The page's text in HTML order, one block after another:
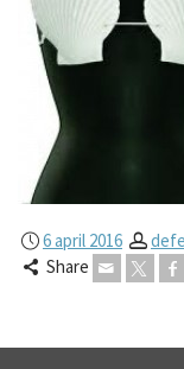
6 april 2016
Share